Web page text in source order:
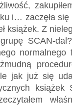
i… zaczęła
książek. Z
SCAN-
normalnego
jak już się
książek